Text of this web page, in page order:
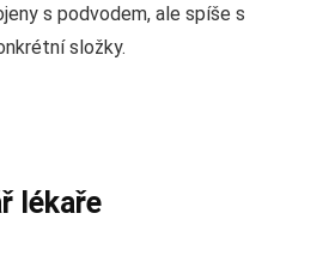
s podvodem, ale spíše s
složky.
lékaře